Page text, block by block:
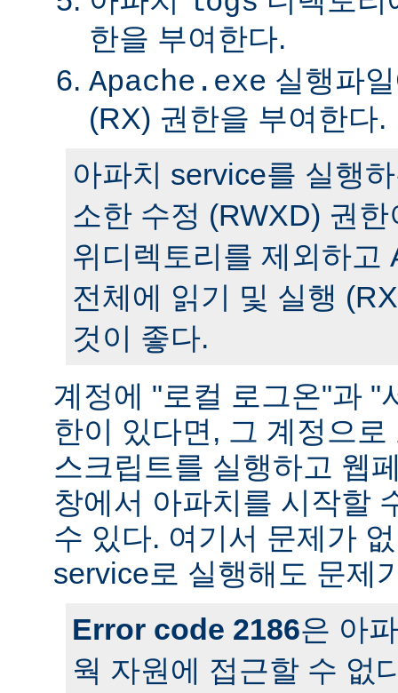
한을 부여한다.
Apache.exe 실행파
(RX) 권한을 부여한다.
아파치 service를 실행
소한 수정 (RWXD) 권
위디렉토리를 제외하고
전체에 읽기 및 실행
것이 좋다.
계정에 "로컬 로그온"과 "
한이 있다면, 그 계정으
스크립트를 실행하고 웹
창에서 아파치를 시작할
수 있다. 여기서 문제가
service로 실행해도 문제
Error code 2186은 아
웍 자원에 접근할 수 없